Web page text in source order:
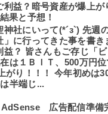
利益？暗号資産が爆上が
果と予想！
神社にいって(*´з`) 先週
」に行ってきた事を書
益？ 皆さんもご存じ「ビ
は１ＢＩＴ、500万円
がり！！！ 今年初めは
半端じ...
広告配信準備